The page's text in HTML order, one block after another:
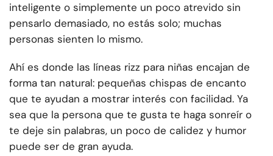
inteligente o simplemente un poco atrevido sin
pensarlo demasiado, no estás solo; muchas
personas sienten lo mismo.
Ahí es donde las líneas rizz para niñas encajan de
forma tan natural: pequeñas chispas de encanto
que te ayudan a mostrar interés con facilidad. Ya
sea que la persona que te gusta te haga sonreír o
te deje sin palabras, un poco de calidez y humor
puede ser de gran ayuda.